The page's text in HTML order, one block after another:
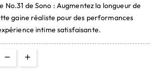
(1 avis)
No.31 de Sono : Augmentez la longueur de
gaine réaliste pour des performances
intime satisfaisante.